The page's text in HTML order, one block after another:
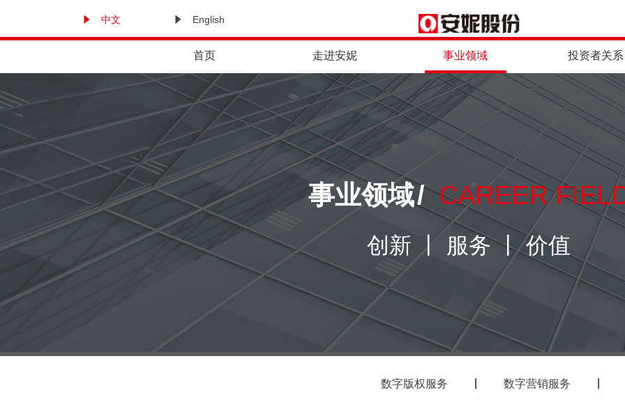
中文 English
首页 走进安妮 事业领域 投资者关系
事业领域/ CAREER
创新 丨 服务 丨 价值
数字版权服务 数字营销服务